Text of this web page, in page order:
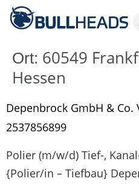
Ort: 60549
Hessen
Depenbrock GmbH & Co.
2537856899
Polier (m/w/d) Tief-,
{Polier/in – Tiefbau}